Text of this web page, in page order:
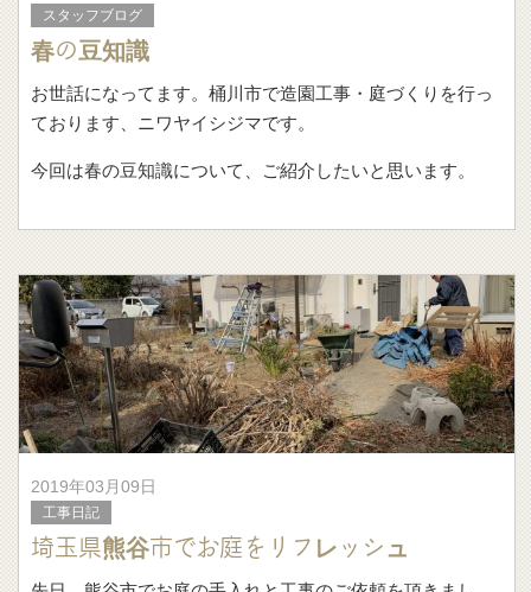
スタッフブログ
春の豆知識
お世話になってます。桶川市で造園工事・庭づくりを行っ
ております、ニワヤイシジマです。
今回は春の豆知識について、ご紹介したいと思います。
生垣は放置して
2019年03月09日
工事日記
埼玉県熊谷市でお庭をリフレッシュ